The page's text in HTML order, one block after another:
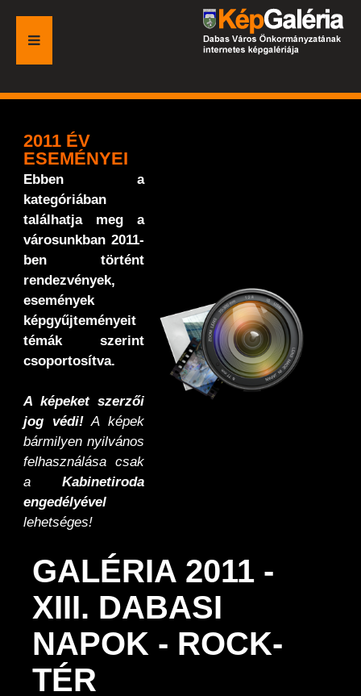
FŐOLDAL
GALÉRIA
ESEMÉNYEK
VÁROSI HONLAP
2011 ÉV
ESEMÉNYEI
Ebben a
kategóriában
találhatja meg a
városunkban 2011-
ben történt
rendezvények,
események
képgyűjteményeit
témák szerint
csoportosítva.
A képeket szerzői
jog védi!A képek
bármilyen nyilvános
felhasználása csak
a Kabinetiroda
engedélyével
lehetséges!
GALÉRIA 2011 -
XIII. DABASI
NAPOK - ROCK-
TÉR